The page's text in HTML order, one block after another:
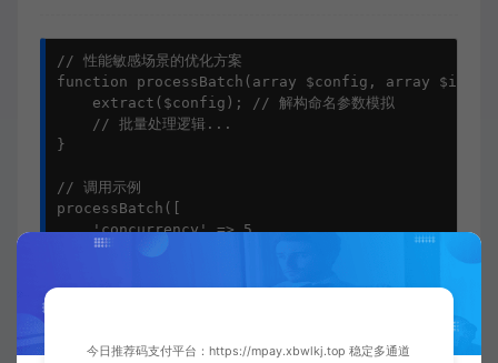
// 性能敏感场景的优化方案
function processBatch(array $config, array
    extract($config); // 解构命名参数模拟
    // 批量处理逻辑...
}
// 调用示例
processBatch([
    'concurrency' => 5,
    'retryTimes' => 3,
], $batchItems);
四、最佳实践总结
今日推荐码支付平台：https://mpay.xbwlkj.top 稳定多通道